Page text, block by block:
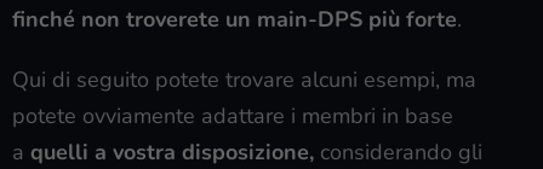
finché non troverete un main-DPS più forte.
Qui di seguito potete trovare alcuni esempi, ma
potete ovviamente adattare i membri in base
a quelli a vostra disposizione, considerando gli